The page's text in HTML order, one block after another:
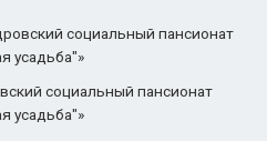
социальный пансионат
усадьба"»
социальный пансионат
усадьба"»